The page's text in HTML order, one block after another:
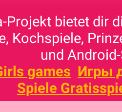
Projekt bietet dir
Kochspiele,
und
games Игры
Spiele